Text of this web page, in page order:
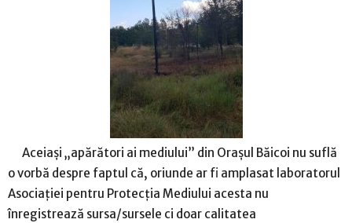
Aceiași „apărători ai mediului” din Orașul Băicoi nu suflă
o vorbă despre faptul că, oriunde ar fi amplasat laboratorul
Asociației pentru Protecția Mediului acesta nu
înregistrează sursa/sursele ci doar calitatea